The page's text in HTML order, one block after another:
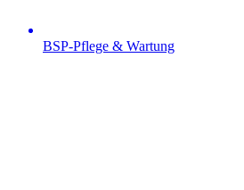
BSP-Pflege & Wartung